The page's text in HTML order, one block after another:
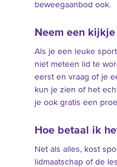
beweegaanbod ook.
Neem een
Als je een leuke
niet meteen lid te
eerst en vraag of je
kun je zien of het
je ook gratis een
Hoe betaal ik
Net als alles, kost
lidmaatschap of de